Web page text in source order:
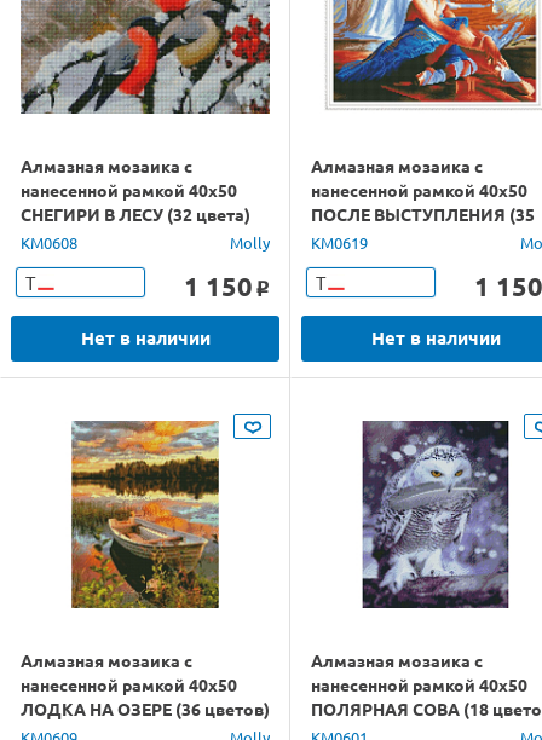
Алмазная мозаика с
нанесенной рамкой 40х50
СНЕГИРИ В ЛЕСУ (32 цвета)
KM0608 Molly
Т 1 150 o
Нет в наличии
Алмазная мозаика с
нанесенной рамкой 40х50
ПОСЛЕ ВЫСТУПЛЕНИЯ (35
цветов)
KM0619
Т 1 150
Нет в наличии
Алмазная мозаика с
нанесенной рамкой 40х50
ЛОДКА НА ОЗЕРЕ (36 цветов)
Алмазная мозаика с
нанесенной рамкой 40х50
ПОЛЯРНАЯ СОВА (18